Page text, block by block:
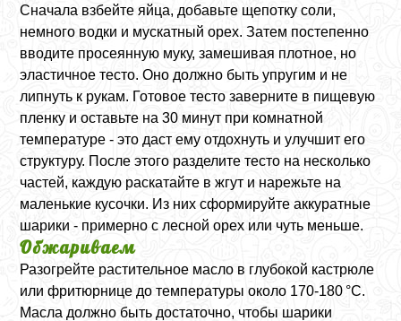
Сначала взбейте яйца, добавьте щепотку соли,
немного водки и мускатный орех. Затем постепенно
вводите просеянную муку, замешивая плотное, но
эластичное тесто. Оно должно быть упругим и не
липнуть к рукам. Готовое тесто заверните в пищевую
пленку и оставьте на 30 минут при комнатной
температуре - это даст ему отдохнуть и улучшит его
структуру. После этого разделите тесто на несколько
частей, каждую раскатайте в жгут и нарежьте на
маленькие кусочки. Из них сформируйте аккуратные
шарики - примерно с лесной орех или чуть меньше.
Обжариваем
Разогрейте растительное масло в глубокой кастрюле
или фритюрнице до температуры около 170-180 °C.
Масла должно быть достаточно, чтобы шарики